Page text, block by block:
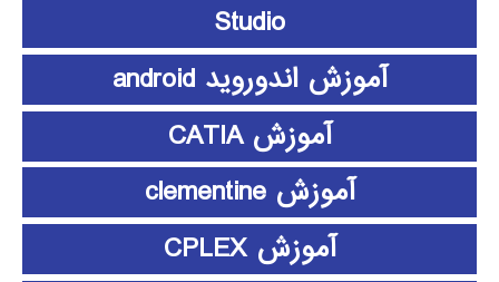
Studio
آموزش اندوروید android
آموزش CATIA
آموزش clementine
آموزش CPLEX